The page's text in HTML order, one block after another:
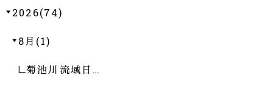
2026(74)
8月(1)
菊池川流域日…